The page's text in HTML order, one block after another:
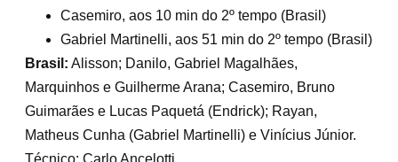
Casemiro, aos 10 min do 2º tempo (Brasil)
Gabriel Martinelli, aos 51 min do 2º tempo (Brasil)
Brasil: Alisson; Danilo, Gabriel Magalhães,
Marquinhos e Guilherme Arana; Casemiro, Bruno
Guimarães e Lucas Paquetá (Endrick); Rayan,
Matheus Cunha (Gabriel Martinelli) e Vinícius Júnior.
Técnico: Carlo Ancelotti.